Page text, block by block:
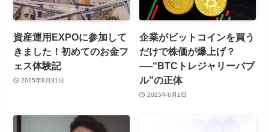
資産運用EXPOに参加して
きました！初めてのお金フ
ェス体験記
2025年8月31日
企業がビットコインを買う
だけで株価が爆上げ？
──“BTCトレジャリーバブ
ル”の正体
2025年6月1日